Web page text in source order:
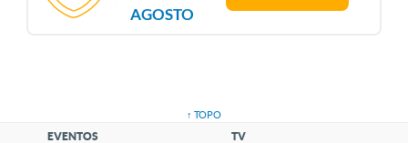
AGOSTO
↑ TOPO
EVENTOS TV